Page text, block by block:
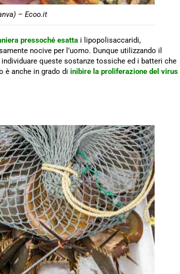
– Ecoo.it
pressoché esatta i lipopolisaccaridi,
nocive per l’uomo. Dunque utilizzando il
queste sostanze tossiche ed i batteri che
è anche in grado di inibire la proliferazione del virus